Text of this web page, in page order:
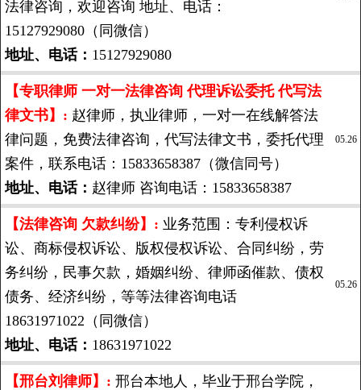
法律咨询，欢迎咨询 地址、电话：
15127929080（同微信）
地址、电话： 15127929080
【专职律师 一对一法律咨询 代理诉讼委托 代写法
律文书】: 赵律师，执业律师，一对一在线解答法
律问题，免费法律咨询，代写法律文书，委托代理
案件，联系电话：15833658387（微信同号）
地址、电话： 赵律师 咨询电话：15833658387
05.26
【法律咨询 欠款纠纷】: 业务范围：专利侵权诉
讼、商标侵权诉讼、版权侵权诉讼、合同纠纷，劳
务纠纷，民事欠款，婚姻纠纷、律师函催款、债权
债务、经济纠纷，等等法律咨询电话
18631971022（同微信）
地址、电话： 18631971022
05.26
【邢台刘律师】: 邢台本地人，毕业于邢台学院，